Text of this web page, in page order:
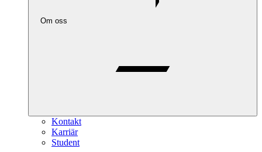
Om oss
Kontakt
Karriär
Student